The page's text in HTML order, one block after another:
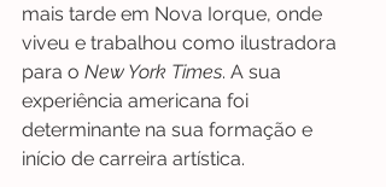
mais tarde em Nova Iorque, onde
viveu e trabalhou como ilustradora
para o New York Times. A sua
experiência americana foi
determinante na sua formação e
início de carreira artística.